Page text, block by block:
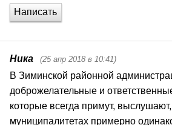
Написать
Ника (25 апр 2018 в 10:41)
В Зиминской районной
доброжелательные и
которые всегда примут,
муниципалитетах примерно